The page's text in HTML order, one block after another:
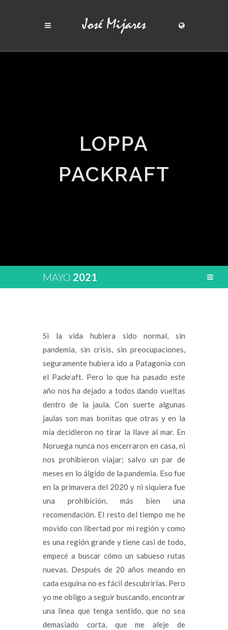
LOPPA
PACKRAFT
MAYO 2021
Si la vida hubiera sido normal, sin
pandemia, sin crisis, sin preocupaciones,
seguramente hubiera ido a Patagonia con
el Packraft. Pero lo que ha pasado este
año nos ha dejado a todos dando vueltas
dentro de la jaula. Con suerte algunas
jaulas son mas bonitas que otras y en la
mía decidieron no tirar la llave al mar. En
Noruega nunca nos encerraron en casa, ni
nos prohibieron viajar; salvo un par de
meses en lo álgido de la pandemia. Eso fue
en la primavera del 2020 y ni siquiera fue
una prohibición, más bien una
recomendación. El resto del tiempo me he
movido con libertad por mi región y como
es una región grande y tiene casi de todo,
empecé a buscar cómo un sabueso rutas
nuevas. Después de 20 años meando en
cada esquina no es fácil descubrirlas. Pero
yo me obligo a seguir buscando, encontrar
una linea que tenga sentido, que no sea
demasiado corta, que me aleje de